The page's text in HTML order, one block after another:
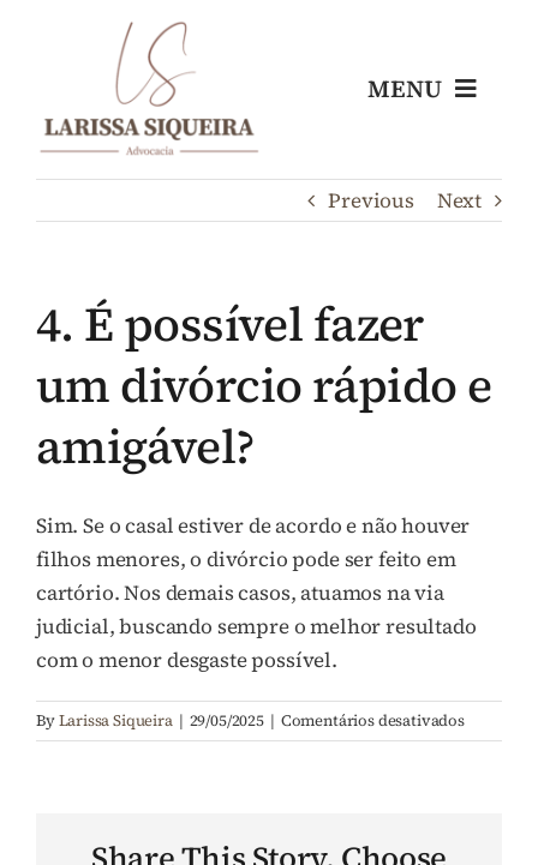
MENU
Home
Nossos Profissionais
Áreas de Atuação
Perguntas Frequentes (FAQ)
Contato
Previous Next
4. É possível fazer
um divórcio rápido e
amigável?
Sim. Se o casal estiver de acordo e não houver
filhos menores, o divórcio pode ser feito em
cartório. Nos demais casos, atuamos na via
judicial, buscando sempre o melhor resultado
com o menor desgaste possível.
ByLarissa Siqueira | 29/05/2025 | Comentários desativadosem
4.